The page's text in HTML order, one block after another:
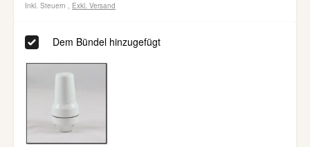
Inkl. Steuern , Exkl. Versand
Dem Bündel hinzugefügt